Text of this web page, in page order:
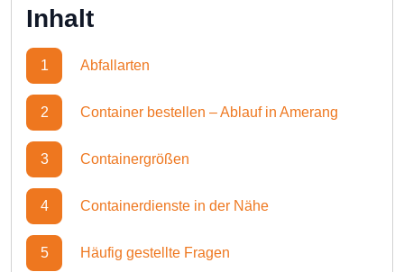
Inhalt
1 Abfallarten
2 Container bestellen – Ablauf in Amerang
3 Containergrößen
4 Containerdienste in der Nähe
5 Häufig gestellte Fragen